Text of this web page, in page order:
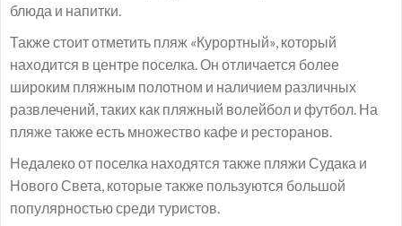
блюда и напитки.
Также стоит отметить пляж «Курортный», который
находится в центре поселка. Он отличается более
широким пляжным полотном и наличием различных
развлечений, таких как пляжный волейбол и футбол. На
пляже также есть множество кафе и ресторанов.
Недалеко от поселка находятся также пляжи Судака и
Нового Света, которые также пользуются большой
популярностью среди туристов.